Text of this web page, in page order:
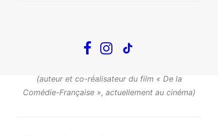
(auteur et co-réalisateur du film « De la
Comédie-Française », actuellement au cinéma)